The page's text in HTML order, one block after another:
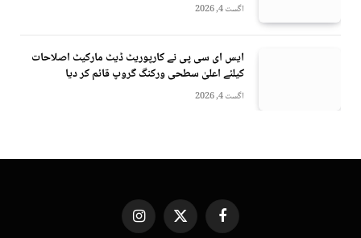
اگست 4, 2026
ایس ای سی پی نے کارپوریٹ ڈیٹ مارکیٹ اصلاحات
کیلئے اعلیٰ سطحی ورکنگ گروپ قائم کر دیا
اگست 4, 2026
Facebook
X
Instagram